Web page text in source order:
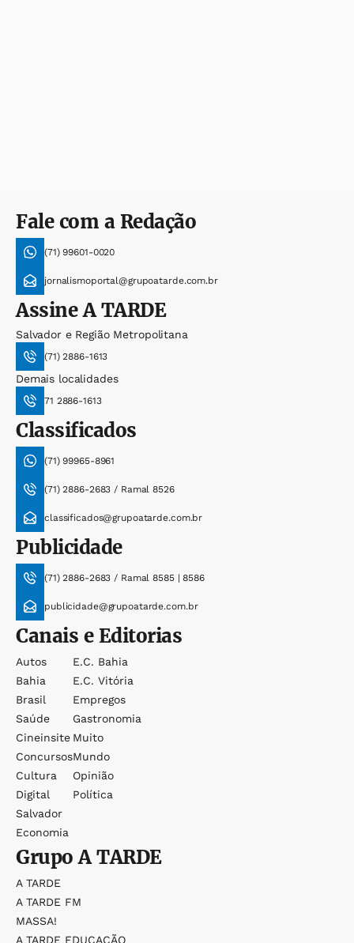
Fale com a Redação
(71) 99601-0020
jornalismoportal@grupoatarde.com.br
AssineA TARDE
Salvador e Região Metropolitana
(71) 2886-1613
Demais localidades
71 2886-1613
Classificados
(71) 99965-8961
(71) 2886-2683 / Ramal 8526
classificados@grupoatarde.com.br
Publicidade
(71) 2886-2683 / Ramal 8585 | 8586
publicidade@grupoatarde.com.br
Canais e Editorias
Autos
Bahia
Brasil
Saúde
Cineinsite
Concursos
Cultura
Digital
Salvador
Economia
E.c. Bahia
E.c. Vitória
Empregos
Gastronomia
Muito
Mundo
Opinião
Política
GrupoA TARDE
A TARDE
A TARDE FM
MASSA!
A TARDE EDUCAÇÃO